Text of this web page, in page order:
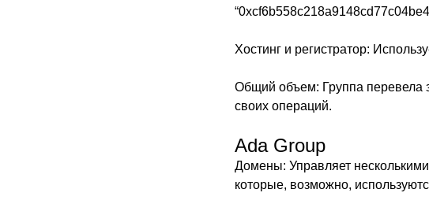
Хостинг и регистратор:
Общий объем: Группа перевела
своих операций.
Ada Group
Домены: Управляет
которые, возможно,